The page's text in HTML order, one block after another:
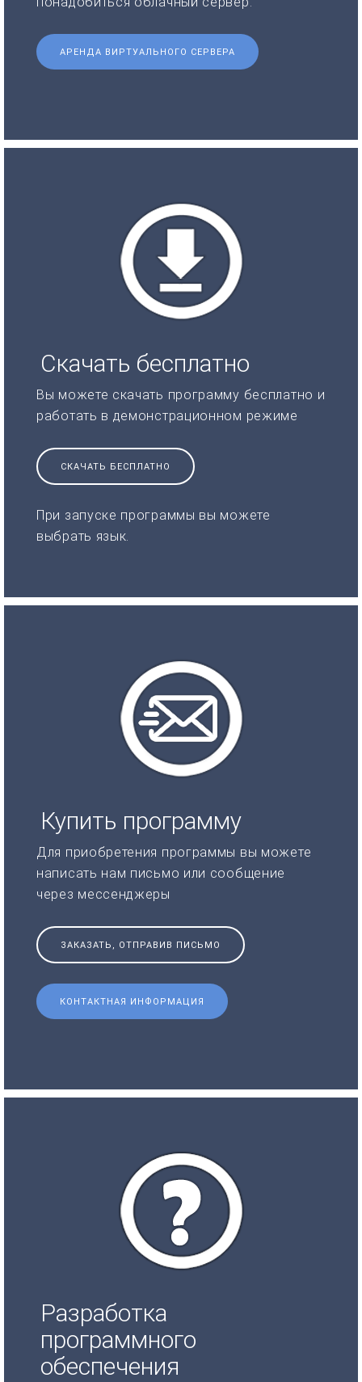
АРЕНДА ВИРТУАЛЬНОГО СЕРВЕРА
Скачать бесплатно
Вы можете скачать программу бесплатно и
работать в демонстрационном режиме
СКАЧАТЬ БЕСПЛАТНО
При запуске программы вы можете
выбрать язык.
Купить программу
Для приобретения программы вы можете
написать нам письмо или сообщение
через мессенджеры
ЗАКАЗАТЬ, ОТПРАВИВ ПИСЬМО
КОНТАКТНАЯ ИНФОРМАЦИЯ
Разработка
программного
обеспечения